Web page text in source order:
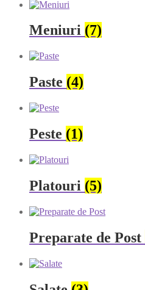
Meniuri (7)
Paste (4)
Peste (1)
Platouri (5)
Preparate de Post